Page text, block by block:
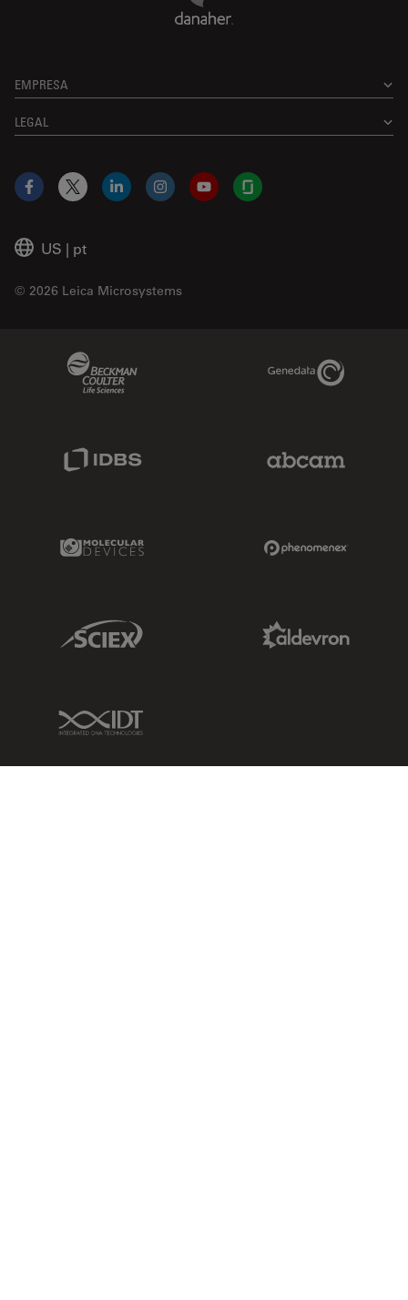
EMPRESA
LEGAL
US | pt
© 2026 Leica Microsystems
Facebook
X LinkedInInstagramYouTubeGlassdoor
Genedata Link
Molecular Devices Link
Sciex Link
IDT Link